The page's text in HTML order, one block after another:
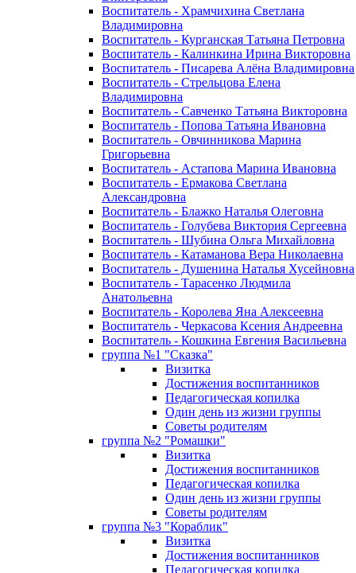
Воспитатель - Храмчихина Светлана
Владимировна
Воспитатель - Курганская Татьяна Петровна
Воспитатель - Калинкина Ирина Викторовна
Воспитатель - Писарева Алёна Владимировна
Воспитатель - Стрельцова Елена
Владимировна
Воспитатель - Савченко Татьяна Викторовна
Воспитатель - Попова Татьяна Ивановна
Воспитатель - Овчинникова Марина
Григорьевна
Воспитатель - Астапова Марина Ивановна
Воспитатель - Ермакова Светлана
Александровна
Воспитатель - Блажко Наталья Олеговна
Воспитатель - Голубева Виктория Сергеевна
Воспитатель - Шубина Ольга Михайловна
Воспитатель - Катаманова Вера Николаевна
Воспитатель - Душенина Наталья Хусейновна
Воспитатель - Тарасенко Людмила
Анатольевна
Воспитатель - Королева Яна Алексеевна
Воспитатель - Черкасова Ксения Андреевна
Воспитатель - Кошкина Евгения Васильевна
группа №1 "Сказка"
Визитка
Достижения воспитанников
Педагогическая копилка
Один день из жизни группы
Советы родителям
группа №2 "Ромашки"
Визитка
Достижения воспитанников
Педагогическая копилка
Один день из жизни группы
Советы родителям
группа №3 "Кораблик"
Визитка
Достижения воспитанников
Педагогическая копилка